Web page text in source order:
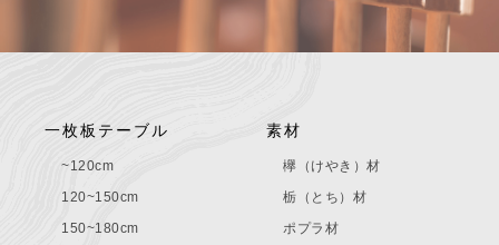
一枚板テーブル
~120cm
120~150cm
150~180cm
素材
欅（けやき）材
栃（とち）材
ポプラ材